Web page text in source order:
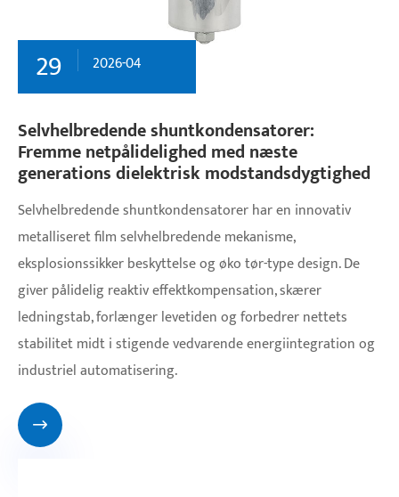
29 2026-04
​Selvhelbredende shuntkondensatorer:
Fremme netpålidelighed med næste
generations dielektrisk modstandsdygtighed
Selvhelbredende shuntkondensatorer har en innovativ
metalliseret film selvhelbredende mekanisme,
eksplosionssikker beskyttelse og øko tør-type design. De
giver pålidelig reaktiv effektkompensation, skærer
ledningstab, forlænger levetiden og forbedrer nettets
stabilitet midt i stigende vedvarende energiintegration og
industriel automatisering.
